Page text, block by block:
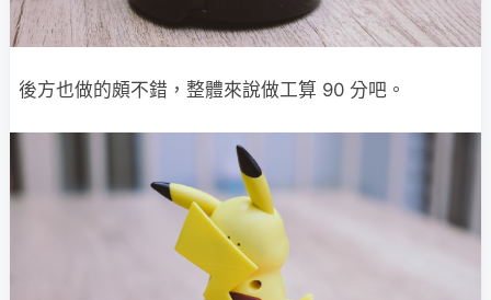
後方也做的頗不錯，整體來說做工算 90 分吧。